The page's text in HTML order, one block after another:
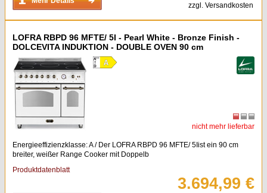
zzgl. Versandkosten
LOFRA RBPD 96 MFTE/ 5I - Pearl White - Bronze Finish -
DOLCEVITA INDUKTION - DOUBLE OVEN 90 cm
nicht mehr lieferbar
Energieeffizienzklasse: A / Der LOFRA RBPD 96 MFTE/ 5Iist ein 90 cm
breiter, weißer Range Cooker mit Doppelb
Produktdatenblatt
3.694,99 €